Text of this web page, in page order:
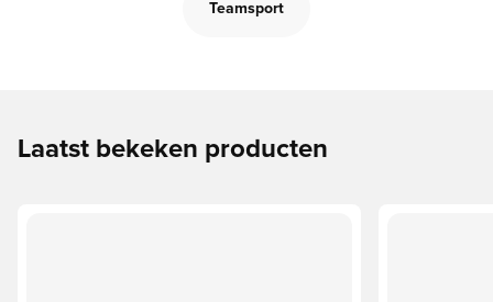
Teamsport
Laatst bekeken producten